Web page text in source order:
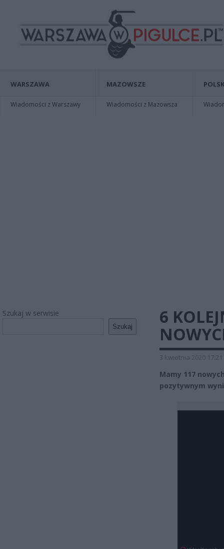
WARSZAWA
Wiadomości z Warszawy
MAZOWSZE
Wiadomości z Mazowsza
Szukaj w serwisie
Szukaj
6
3 kwietnia 2020 17:21
Mamy 117
pozytywnym